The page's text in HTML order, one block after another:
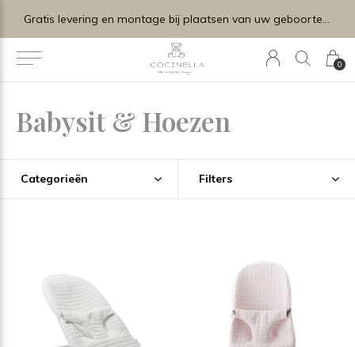
0
Gratis levering en montage bij plaatsen van uw geboortelijstje.
Babysit & Hoezen
Categorieën Filters